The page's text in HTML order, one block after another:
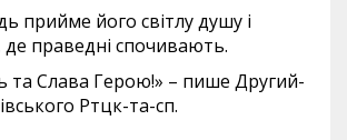
прийме його світлу душу і
праведні спочивають.
та Слава Герою!» – пише Другий-
Ртцк-та-сп.